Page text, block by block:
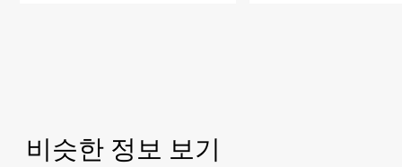
비슷한 정보 보기